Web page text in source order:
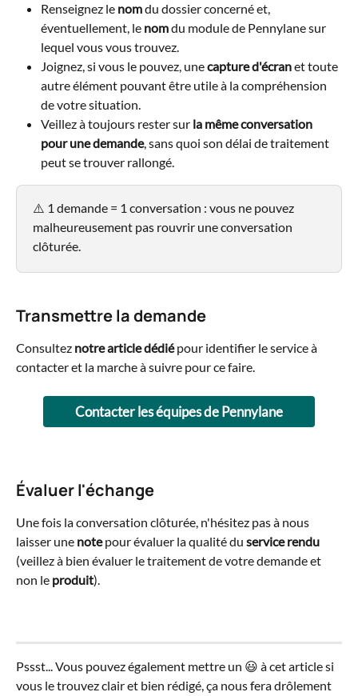
Renseignez le nom du dossier concerné et,
éventuellement, le nom du module de Pennylane sur
lequel vous vous trouvez.
Joignez, si vous le pouvez, une capture d'écran et toute
autre élément pouvant être utile à la compréhension
de votre situation.
Veillez à toujours rester sur la même conversation
pour une demande, sans quoi son délai de traitement
peut se trouver rallongé.
⚠️ 1 demande = 1 conversation : vous ne pouvez
malheureusement pas rouvrir une conversation
clôturée.
Transmettre la demande
Consultez notre article dédié pour identifier le service à
contacter et la marche à suivre pour ce faire.
Contacter les équipes de Pennylane
Évaluer l'échange
Une fois la conversation clôturée, n'hésitez pas à nous
laisser une note pour évaluer la qualité du service rendu
(veillez à bien évaluer le traitement de votre demande et
non le produit).
Pssst... Vous pouvez également mettre un 😃 à cet article si
vous le trouvez clair et bien rédigé, ça nous fera drôlement